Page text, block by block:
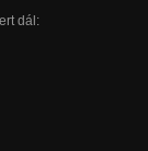
dál: